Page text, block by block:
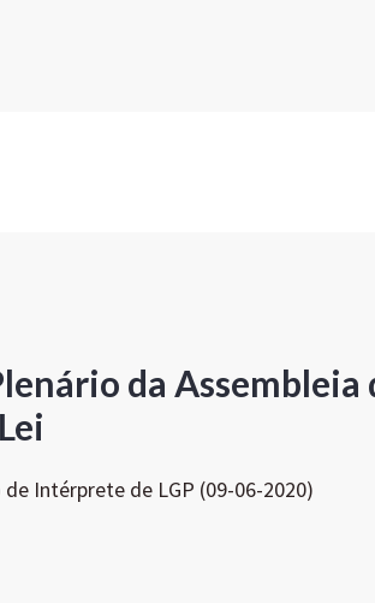
da Assembleia
Intérprete de LGP (09-06-2020)